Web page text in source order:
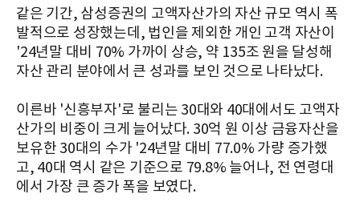
같은 기간, 삼성증권의 고액자산가의 자산 규모 역시 폭
발적으로 성장했는데, 법인을 제외한 개인 고객 자산이
'24년말 대비 70% 가까이 상승, 약 135조 원을 달성해
자산 관리 분야에서 큰 성과를 보인 것으로 나타났다.
이른바 '신흥부자'로 불리는 30대와 40대에서도 고액자
산가의 비중이 크게 늘어났다. 30억 원 이상 금융자산을
보유한 30대의 수가 '24년말 대비 77.0% 가량 증가했
고, 40대 역시 같은 기준으로 79.8% 늘어나, 전 연령대
에서 가장 큰 증가 폭을 보였다.